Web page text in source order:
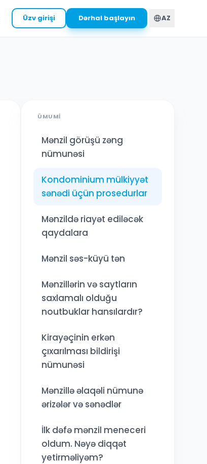
Üzv girişi Dərhal başlayın AZ
ÜMUMI
Mənzil görüşü zəng
nümunəsi
Kondominium mülkiyyət
sənədi üçün prosedurlar
Mənzildə riayət ediləcək
qaydalara
Mənzil səs-küyü tən
Mənzillərin və saytların
saxlamalı olduğu
noutbuklar hansılardır?
Kirayəçinin erkən
çıxarılması bildirişi
nümunəsi
Mənzillə əlaqəli nümunə
ərizələr və sənədlər
İlk dəfə mənzil meneceri
oldum. Nəyə diqqət
yetirməliyəm?